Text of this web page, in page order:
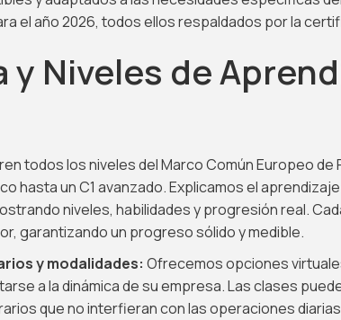
el año 2026, todos ellos respaldados por la
Niveles de
todos los niveles del Marco Común Europeo de
hasta un C1 avanzado. Explicamos el
niveles, habilidades y progresión real.
garantizando un progreso sólido y medible.
y modalidades: Ofrecemos opciones
a la dinámica de su empresa. Las clases
que no interfieran con las operaciones